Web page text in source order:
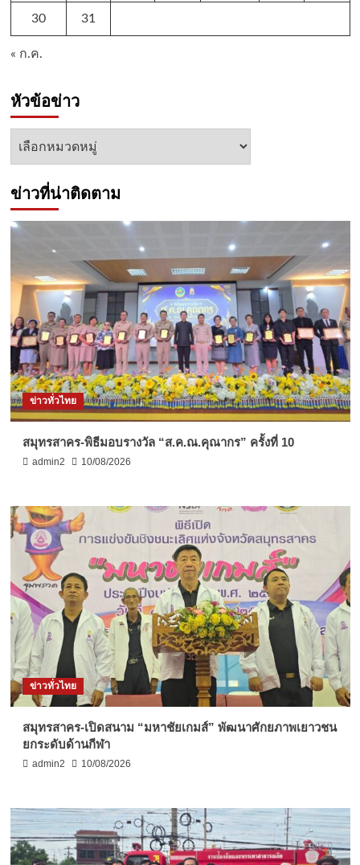
30 31
« ก.ค.
หัวข้อข่าว
หัวข้อ
ข่าวที่น่าติดตาม
ข่าวทั่วไทย
สมุทรสาคร-พิธีมอบรางวัล “ส.ค.ณ.คุณากร” ครั้งที่ 10
admin2 10/08/2026
ข่าวทั่วไทย
สมุทรสาคร-เปิดสนาม “มหาชัยเกมส์” พัฒนาศักยภาพเยาวชน
ยกระดับด้านกีฬา
admin2 10/08/2026